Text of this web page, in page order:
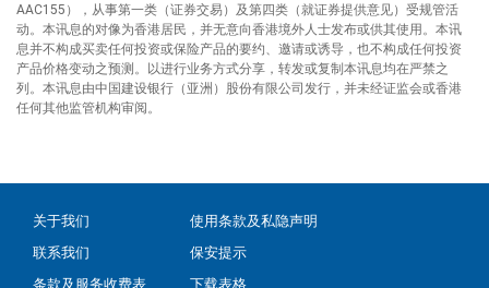
AAC155），从事第一类（证券交易）及第四类（就证券提供意见）受规管活
动。本讯息的对像为香港居民，并无意向香港境外人士发布或供其使用。本讯
息并不构成买卖任何投资或保险产品的要约、邀请或诱导，也不构成任何投资
产品价格变动之预测。以进行业务方式分享，转发或复制本讯息均在严禁之
列。本讯息由中国建设银行（亚洲）股份有限公司发行，并未经证监会或香港
任何其他监管机构审阅。
关于我们
联系我们
条款及服务收费表
使用条款及私隐声明
保安提示
下载表格